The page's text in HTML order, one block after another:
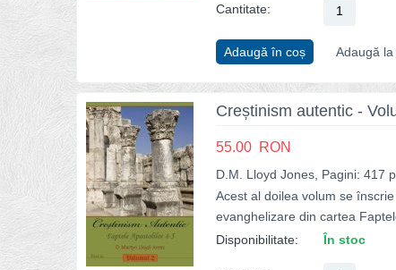
Cantitate:
Adaugă în coș Adaugă
Creștinism autentic -
55.00 RON
D.M. Lloyd Jones, Pagini: 417
Acest al doilea volum se
evanghelizare din cartea
Disponibilitate:
În stoc